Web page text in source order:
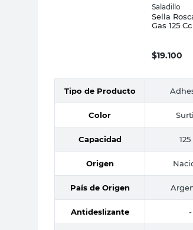
Saladillo
Sella
Gas 125
$19.100
Tipo de Producto
Color
Capacidad
Origen
País de Origen
Antideslizante -